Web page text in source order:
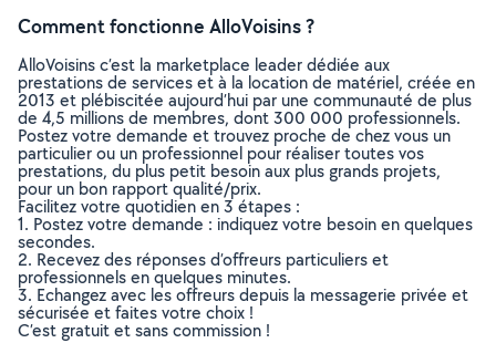
Comment fonctionne AlloVoisins ?
AlloVoisins c’est la marketplace leader dédiée aux
prestations de services et à la location de matériel, créée en
2013 et plébiscitée aujourd’hui par une communauté de plus
de 4,5 millions de membres, dont 300 000 professionnels.
Postez votre demande et trouvez proche de chez vous un
particulier ou un professionnel pour réaliser toutes vos
prestations, du plus petit besoin aux plus grands projets,
pour un bon rapport qualité/prix.
Facilitez votre quotidien en 3 étapes :
1. Postez votre demande : indiquez votre besoin en quelques
secondes.
2. Recevez des réponses d’offreurs particuliers et
professionnels en quelques minutes.
3. Echangez avec les offreurs depuis la messagerie privée et
sécurisée et faites votre choix !
C’est gratuit et sans commission !